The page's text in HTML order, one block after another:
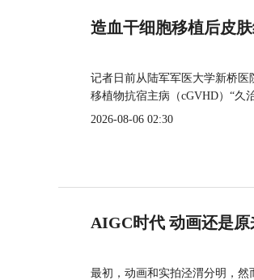
造血干细胞移植后皮
记者日前从陆军军医大学新桥
移植物抗宿主病（cGVHD）“久
2026-08-06 02:30
AIGC时代 动画还是
最初，动画和实拍泾渭分明，